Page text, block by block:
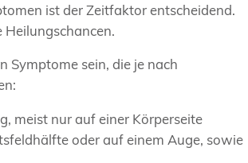
ist der Zeitfaktor entscheidend.
Heilungschancen.
Symptome sein, die je nach
meist nur auf einer Körperseite
oder auf einem Auge, sowie